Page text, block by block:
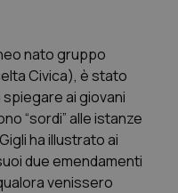
nato gruppo
Civica), è stato
spiegare ai giovani
“sordi” alle istanze
ha illustrato ai
due emendamenti
venissero